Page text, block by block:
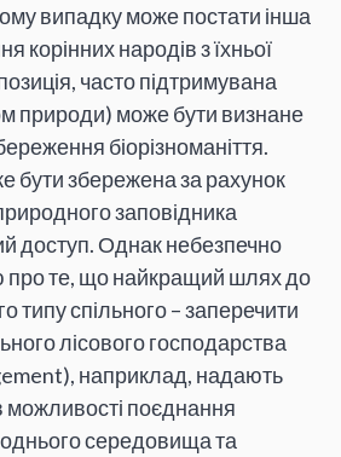
випадку може постати інша
корінних народів з їхньої
часто підтримувана
природи) може бути визнане
біорізноманіття.
бути збережена за рахунок
заповідника
доступ. Однак небезпечно
про те, що найкращий шлях до
типу спільного – заперечити
лісового господарства
наприклад, надають
можливості поєднання
середовища та